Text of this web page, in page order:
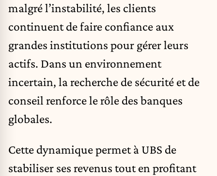
malgré l’instabilité, les clients
continuent de faire confiance aux
grandes institutions pour gérer leurs
actifs. Dans un environnement
incertain, la recherche de sécurité et de
conseil renforce le rôle des banques
globales.
Cette dynamique permet à UBS de
stabiliser ses revenus tout en profitant